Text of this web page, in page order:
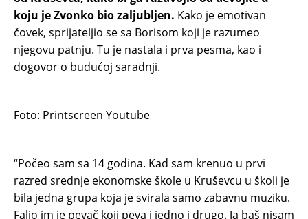
koju je Zvonko bio zaljubljen. Kako je emotivan
čovek, sprijateljio se sa Borisom koji je razumeo
njegovu patnju. Tu je nastala i prva pesma, kao i
dogovor o budućoj saradnji.
Foto: Printscreen Youtube
“Počeo sam sa 14 godina. Kad sam krenuo u prvi
razred srednje ekonomske škole u Kruševcu u školi je
bila jedna grupa koja je svirala samo zabavnu muziku.
Falio im je pevač koji peva i jedno i drugo. Ja baš nisam